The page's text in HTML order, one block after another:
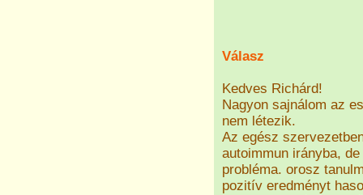
Válasz
Kedves Richárd!
Nagyon sajnálom az
nem létezik.
Az egész
autoimmun irányba,
probléma. orosz
pozitív eredményt